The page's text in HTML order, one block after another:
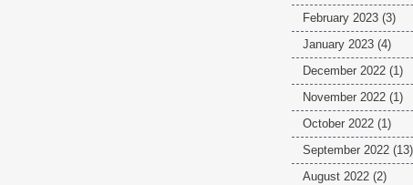
February 2023 (3)
January 2023 (4)
December 2022 (1)
November 2022 (1)
October 2022 (1)
September 2022 (13)
August 2022 (2)